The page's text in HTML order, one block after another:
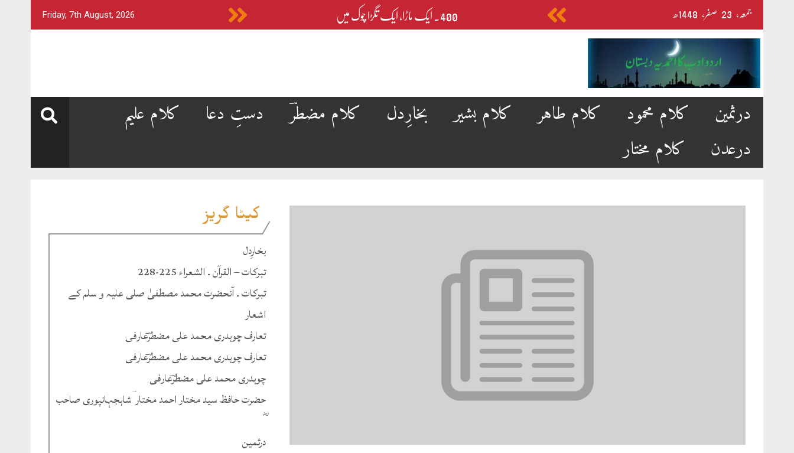
Skip
to
content
جمعہ‬‮، 23 صفر‬، 400۔ ایک ماڑا، ایک تگڑا چوک میں Friday, 7th August, 2026
درثمین کلام محمود کلام طاہر کلام بشیر بخارِدل کلام مضطرؔ دستِ دعا
کلام علیم
درعدن
کلام مختار
کیٹا گریز
بخارِدل
تبرکات – القرآن ۔ الشعراء 225-228
تبرکات ۔ آنحضرت محمد مصطفیٰ صلی علیہ و سلم کے
اشعار
تعارف چوہدری محمد علی مضطرؔعارفی
تعارف چوہدری محمد علی مضطرؔعارفی
چوہدری محمد علی مضطرؔعارفی
حضرت حافظ سید مختار احمد مختار ؔشاہجہانپوری صاحب
ؓ
درثمین